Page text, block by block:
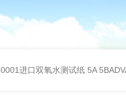
进口双氧水测试纸 5A